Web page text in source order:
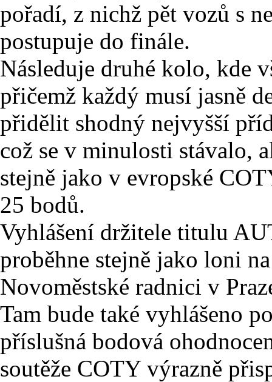
pořadí, z nichž pět vozů s
postupuje do finále.
Následuje druhé kolo, kde
přičemž každý musí jasně
přidělit shodný nejvyšší
což se v minulosti stávalo,
stejně jako v evropské
25 bodů.
Vyhlášení držitele titulu
proběhne stejně jako loni
Novoměstské radnici v
Tam bude také vyhlášeno
příslušná bodová
soutěže COTY výrazně